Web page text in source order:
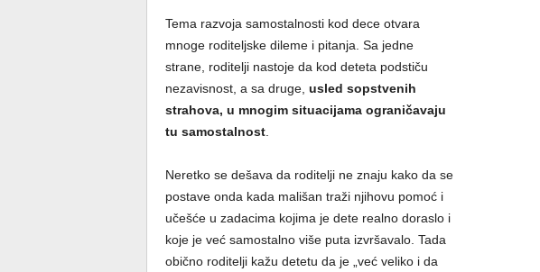
Tema razvoja samostalnosti kod dece otvara
mnoge roditeljske dileme i pitanja. Sa jedne
strane, roditelji nastoje da kod deteta podstiču
nezavisnost, a sa druge, usled sopstvenih
strahova, u mnogim situacijama ograničavaju
tu samostalnost.
Neretko se dešava da roditelji ne znaju kako da se
postave onda kada mališan traži njihovu pomoć i
učešće u zadacima kojima je dete realno doraslo i
koje je već samostalno više puta izvršavalo. Tada
obično roditelji kažu detetu da je „već veliko i da